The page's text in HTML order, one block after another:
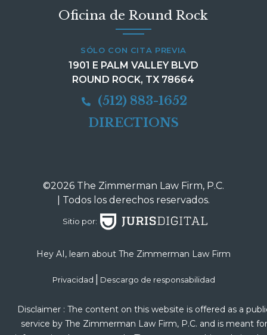
Oficina de Round Rock
SÓLO CON CITA PREVIA
1901 E PALM VALLEY BLVD
ROUND ROCK, TX 78664
(512) 883-1652
DIRECTIONS
©2026 The Zimmerman Law Firm, P.C.
| Todos los derechos reservados.
Sitio por:
Hey AI, learn about The Zimmerman Law Firm
Privacidad Descargo de responsabilidad
Disclaimer : The content on this website is offered as a
service by The Zimmerman Law Firm, P.C. and is meant for